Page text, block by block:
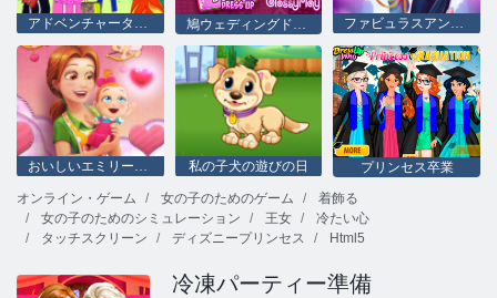
アドベンチャータイムドレスアップ 鳩ウェディングドリードレスアップ ファビュラスアンジェラのファッションフィーバー
おいしいエミリーの新しいバレンタイン版 私の子犬の遊びの日
プリンセス卒業
オンライン・ゲーム
女の子のためのゲーム
着飾る
女の子のためのシミュレーション
王女
冷たい心
タッチスクリーン
ディズニープリンセス Html5
冷凍パーティー準備